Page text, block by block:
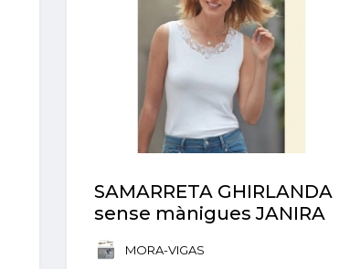
SAMARRETA GHIRLANDA
sense mànigues JANIRA
MORA-VIGAS